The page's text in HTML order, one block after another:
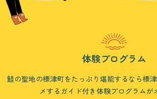
体験プログラム
鮭の聖地の標津町をたっぷり堪能するなら標
メするガイド付き体験プログラムが